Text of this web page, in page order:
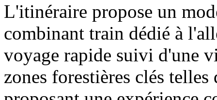
L'itinéraire propose un
combinant train dédié à
voyage rapide suivi d'une
zones forestières clés